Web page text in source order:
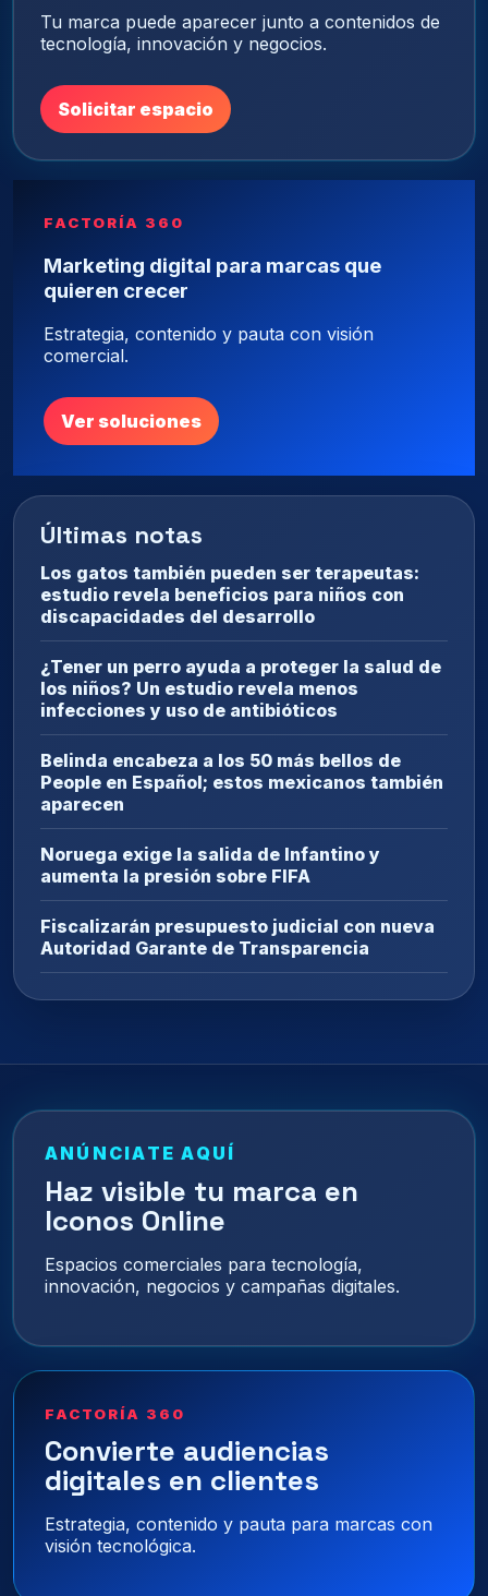
Tu marca puede aparecer junto a contenidos de
tecnología, innovación y negocios.
Solicitar espacio
FACTORÍA 360
Marketing digital para marcas que
quieren crecer
Estrategia, contenido y pauta con visión
comercial.
Ver soluciones
Últimas notas
Los gatos también pueden ser terapeutas:
estudio revela beneficios para niños con
discapacidades del desarrollo
¿Tener un perro ayuda a proteger la salud de
los niños? Un estudio revela menos
infecciones y uso de antibióticos
Belinda encabeza a los 50 más bellos de
People en Español; estos mexicanos también
aparecen
Noruega exige la salida de Infantino y
aumenta la presión sobre FIFA
Fiscalizarán presupuesto judicial con nueva
Autoridad Garante de Transparencia
ANÚNCIATE AQUÍ
Haz visible tu marca en
Iconos Online
Espacios comerciales para tecnología,
innovación, negocios y campañas digitales.
FACTORÍA 360
Convierte audiencias
digitales en clientes
Estrategia, contenido y pauta para marcas con
visión tecnológica.